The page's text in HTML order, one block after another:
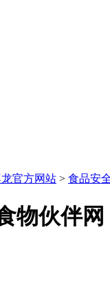
龙官方网站 > 食品安
物伙伴网